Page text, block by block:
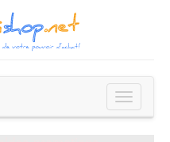
Toggle